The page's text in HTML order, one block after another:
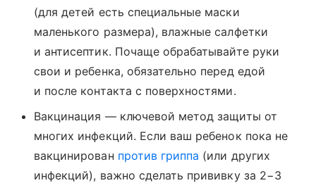
(для детей есть специальные маски
маленького размера), влажные салфетки
и антисептик. Почаще обрабатывайте руки
свои и ребенка, обязательно перед едой
и после контакта с поверхностями.
Вакцинация — ключевой метод защиты от
многих инфекций. Если ваш ребенок пока не
вакцинирован против гриппа (или других
инфекций), важно сделать прививку за 2−3